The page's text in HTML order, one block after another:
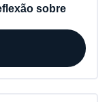
sobre